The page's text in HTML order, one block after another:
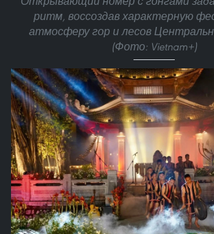
ритм, воссоздав характерную
атмосферу гор и лесов
(Фото: Vietnam+)